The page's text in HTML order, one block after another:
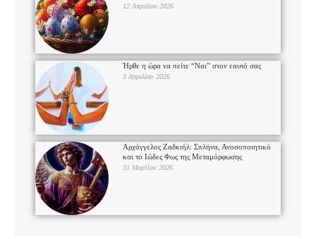
12 Απριλίου 2026
Ήρθε η ώρα να πείτε “Ναι” στον εαυτό σας
3 Απριλίου 2026
Αρχάγγελος Ζαδκιήλ: Σπλήνα, Ανοσοποιητικό
και το Ιώδες Φως της Μεταμόρφωσης
31 Μαρτίου 2026